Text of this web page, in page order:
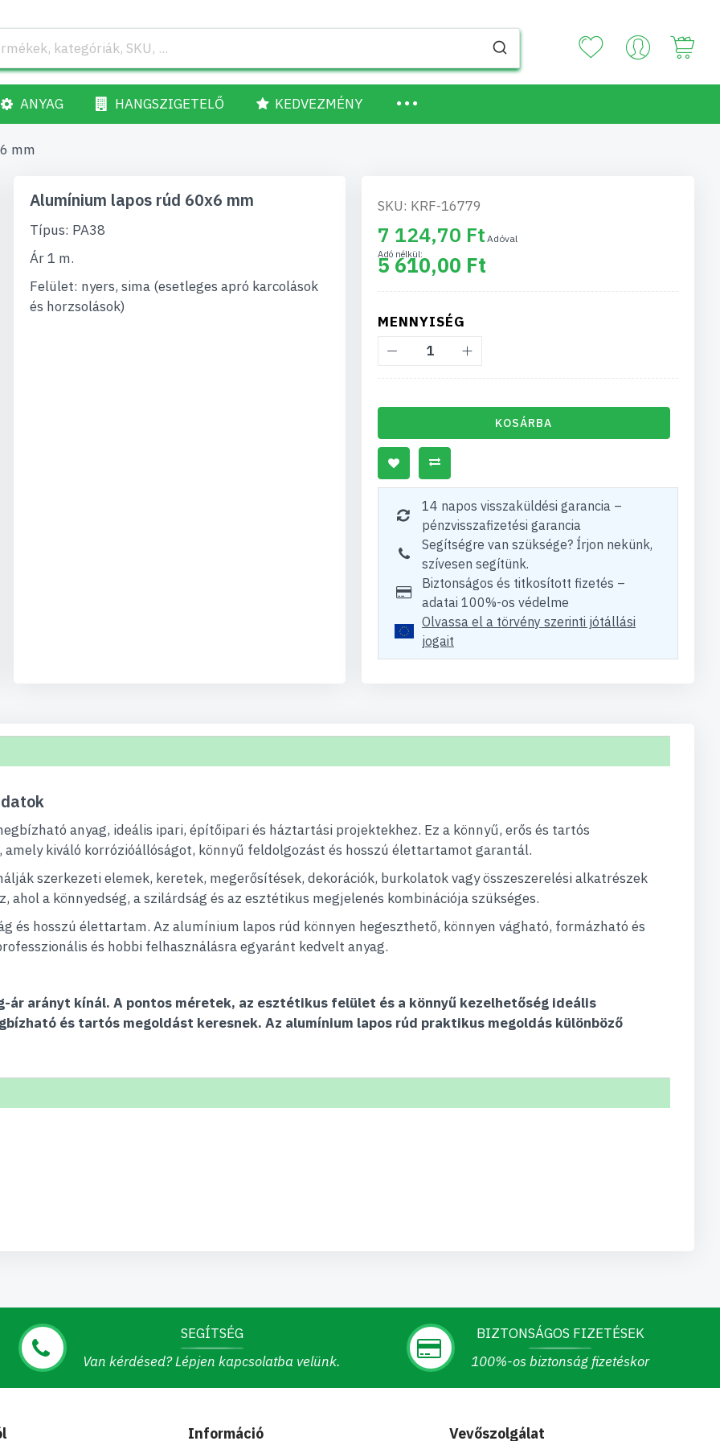
ANYAG HANGSZIGETELŐ KEDVEZMÉNY
mm
Alumínium lapos rúd 60x6 mm
Típus: PA38
Ár 1 m.
Felület: nyers, sima (esetleges apró karcolások
és horzsolások)
SKU: KRF-16779
7 124,70 Ft
5 610,00 Ft
MENNYISÉG
KOSÁRBA
14 napos visszaküldési garancia –
pénzvisszafizetési garancia
Segítségre van szüksége? Írjon nekünk,
szívesen segítünk.
Biztonságos és titkosított fizetés –
adatai 100%-os védelme
Olvassa el a törvény szerinti jótállási
jogait
anyag, ideális ipari, építőipari és háztartási projektekhez. Ez a könnyű, erős és tartós
kiváló korrózióállóságot, könnyű feldolgozást és hosszú élettartamot garantál.
szerkezeti elemek, keretek, megerősítések, dekorációk, burkolatok vagy összeszerelési alkatrészek
a könnyedség, a szilárdság és az esztétikus megjelenés kombinációja szükséges.
és hosszú élettartam. Az alumínium lapos rúd könnyen hegeszthető, könnyen vágható, formázható és
és hobbi felhasználásra egyaránt kedvelt anyag.
ár arányt kínál. A pontos méretek, az esztétikus felület és a könnyű kezelhetőség ideális
és tartós megoldást keresnek. Az alumínium lapos rúd praktikus megoldás különböző
SEGÍTSÉG
Van kérdésed? Lépjen kapcsolatba velünk.
BIZTONSÁGOS FIZETÉSEK
100%-os biztonság fizetéskor
Információ Vevőszolgálat